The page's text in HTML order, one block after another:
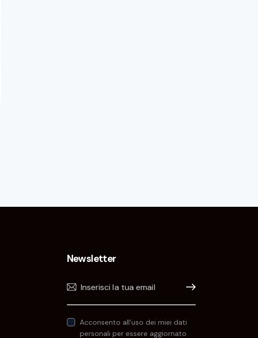
Newsletter
Iscrivimi!
Acconsento all’uso dei miei dati
personali per essere aggiornato